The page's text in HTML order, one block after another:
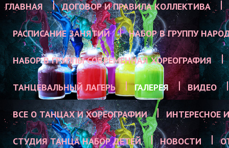
ГЛАВНАЯ ДОГОВОР И ПРАВИЛА КОЛЛЕКТИВА
РАСПИСАНИЕ ЗАНЯТИЙ НАБОР В ГРУППУ
НАБОР В ГРУППЫ СОВРЕМЕННАЯ ХОРЕОГРАФИЯ
ТАНЦЕВАЛЬНЫЙ ЛАГЕРЬ ГАЛЕРЕЯ ВИДЕО
ВСЕ О ТАНЦАХ И ХОРЕОГРАФИИ ИНТЕРЕСНОЕ
СТУДИЯ ТАНЦА НАБОР ДЕТЕЙ НОВОСТИ